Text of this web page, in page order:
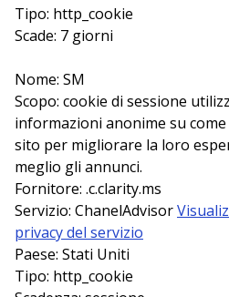
Tipo: http_cookie
Scade: 7 giorni
Nome: SM
Scopo: cookie di sessione
informazioni anonime su
sito per migliorare la loro
meglio gli annunci.
Fornitore: .c.clarity.ms
Servizio: ChanelAdvisor
privacy del servizio
Paese: Stati Uniti
Tipo: http_cookie